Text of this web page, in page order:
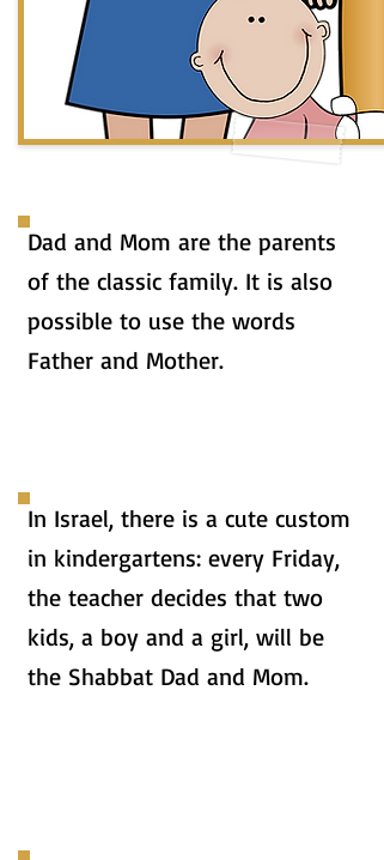
Dad and Mom are the parents
of the classic family. It is also
possible to use the words
Father and Mother.
In Israel, there is a cute custom
in kindergartens: every Friday,
the teacher decides that two
kids, a boy and a girl, will be
the Shabbat Dad and Mom.